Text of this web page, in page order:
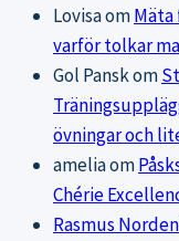
Lovisaom
varför tolkar
Gol Panskom
övningar och
ameliaom
Chérie
Rasmus